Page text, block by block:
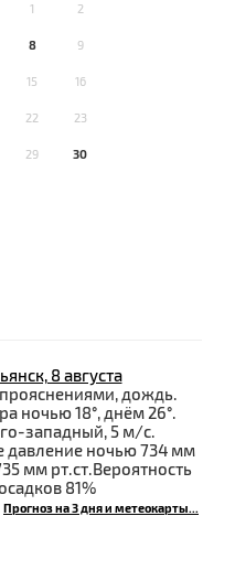
1 2
8 9
15 16
22 23
29 30
8 августа
дождь.
ночью 18°, днём 26°.
западный, 5 м/с.
давление ночью 734 мм
мм рт.ст.Вероятность
81%
Прогноз на 3 дня и метеокарты...